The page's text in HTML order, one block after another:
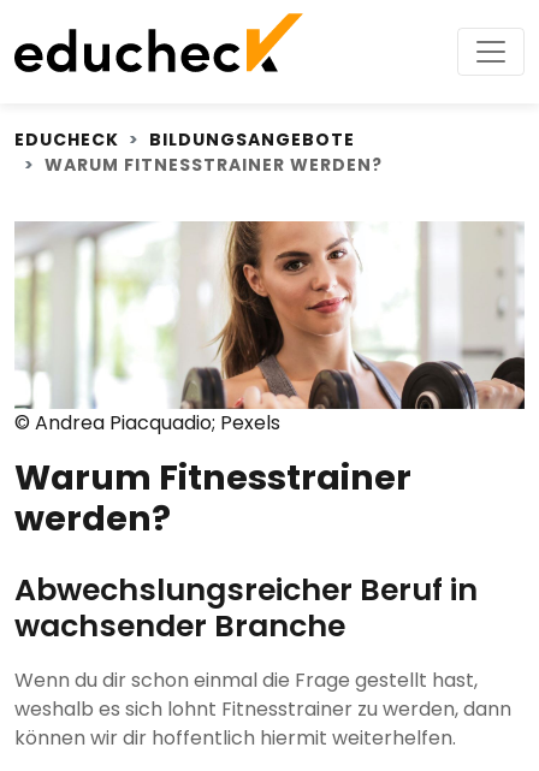
EDUCHECK
BILDUNGSANGEBOTE
WARUM FITNESSTRAINER WERDEN?
© Andrea Piacquadio; Pexels
Warum Fitnesstrainer
werden?
Abwechslungsreicher Beruf in
wachsender Branche
Wenn du dir schon einmal die Frage gestellt hast,
weshalb es sich lohnt Fitnesstrainer zu werden, dann
können wir dir hoffentlich hiermit weiterhelfen.